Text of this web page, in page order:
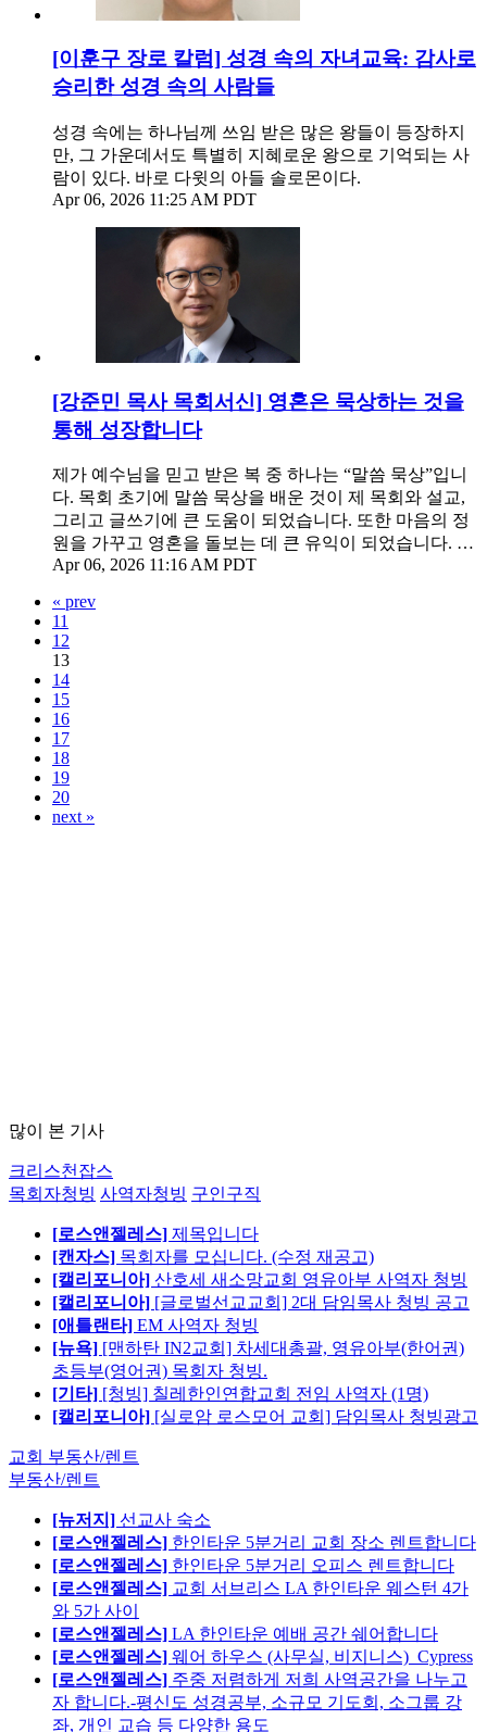
[이훈구 장로 칼럼] 성경 속의 자녀교육: 감사로
승리한 성경 속의 사람들
성경 속에는 하나님께 쓰임 받은 많은 왕들이 등장하지
만, 그 가운데서도 특별히 지혜로운 왕으로 기억되는 사
람이 있다. 바로 다윗의 아들 솔로몬이다.
Apr 06, 2026 11:25 AM PDT
[강준민 목사 목회서신] 영혼은 묵상하는 것을
통해 성장합니다
제가 예수님을 믿고 받은 복 중 하나는 “말씀 묵상”입니
다. 목회 초기에 말씀 묵상을 배운 것이 제 목회와 설교,
그리고 글쓰기에 큰 도움이 되었습니다. 또한 마음의 정
원을 가꾸고 영혼을 돌보는 데 큰 유익이 되었습니다. …
Apr 06, 2026 11:16 AM PDT
« prev
11
12
13
14
15
16
17
18
19
20
next »
많이 본 기사
크리스천잡스
목회자청빙 사역자청빙 구인구직
[로스앤젤레스] 제목입니다
[캔자스] 목회자를 모십니다. (수정 재공고)
[캘리포니아] 산호세 새소망교회 영유아부 사역자 청빙
[캘리포니아] [글로벌선교교회] 2대 담임목사 청빙 공고
[애틀랜타] EM 사역자 청빙
[뉴욕] [맨하탄 IN2교회] 차세대총괄, 영유아부(한어권)
초등부(영어권) 목회자 청빙.
[기타] [청빙] 칠레한인연합교회 전임 사역자 (1명)
[캘리포니아] [실로암 로스모어 교회] 담임목사 청빙광고
교회 부동산/렌트
부동산/렌트
[뉴저지] 선교사 숙소
[로스앤젤레스] 한인타운 5분거리 교회 장소 렌트합니다
[로스앤젤레스] 한인타운 5분거리 오피스 렌트합니다
[로스앤젤레스] 교회 서브리스 LA 한인타운 웨스턴 4가
와 5가 사이
[로스앤젤레스] LA 한인타운 예배 공간 쉐어합니다
[로스앤젤레스] 웨어 하우스 (사무실, 비지니스)_Cypress
[로스앤젤레스] 주중 저렴하게 저희 사역공간을 나누고
자 합니다.-평신도 성경공부, 소규모 기도회, 소그룹 강
좌, 개인 교습 등 다양한 용도